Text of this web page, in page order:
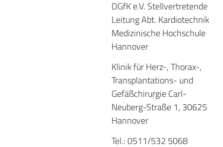
DGfK e.V. Stellvertretende
Leitung Abt. Kardiotechnik
Medizinische Hochschule
Hannover
Klinik für Herz-, Thorax-,
Transplantations- und
Gefäßchirurgie Carl-
Neuberg-Straße 1, 30625
Hannover
Tel.: 0511/532 5068